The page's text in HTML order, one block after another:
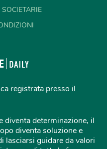
registrata presso il
diventa determinazione, il
diventa soluzione e
lasciarsi guidare da valori